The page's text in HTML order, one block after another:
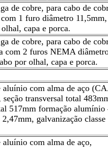
de cobre, para cabo de
1 furo diâmetro 11,5mm,
capa e porca.
de cobre, para cabo de
com 2 furos NEMA
por olhal, capa e porca.
aluínio com alma de aço
transversal total
517mm formação alumínio
galvanização classe
com alma de aço,